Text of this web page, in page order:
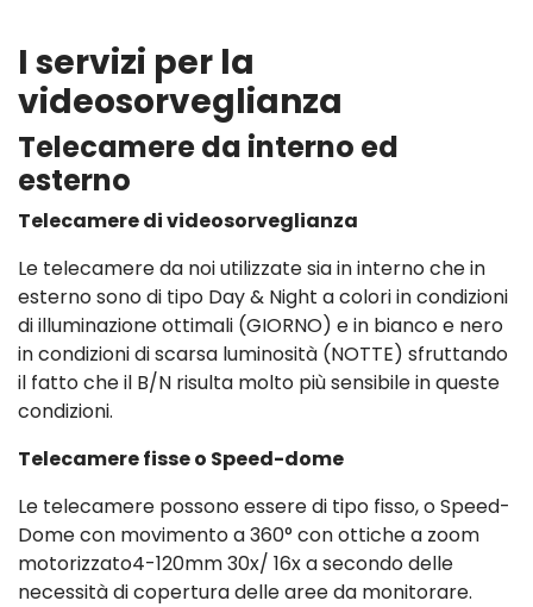
I servizi per la
videosorveglianza
Telecamere da interno ed
esterno
Telecamere di videosorveglianza
Le telecamere da noi utilizzate sia in interno che in
esterno sono di tipo Day & Night a colori in condizioni
di illuminazione ottimali (GIORNO) e in bianco e nero
in condizioni di scarsa luminosità (NOTTE) sfruttando
il fatto che il B/N risulta molto più sensibile in queste
condizioni.
Telecamere fisse o Speed-dome
Le telecamere possono essere di tipo fisso, o Speed-
Dome con movimento a 360° con ottiche a zoom
motorizzato4-120mm 30x/ 16x a secondo delle
necessità di copertura delle aree da monitorare.